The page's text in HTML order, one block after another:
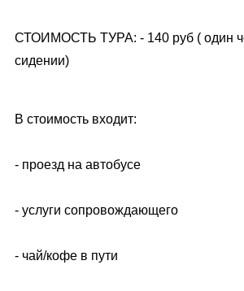
СТОИМОСТЬ ТУРА: - 140 руб ( один
сидении)
В стоимость входит:
- проезд на автобусе
- услуги сопровождающего
- чай/кофе в пути